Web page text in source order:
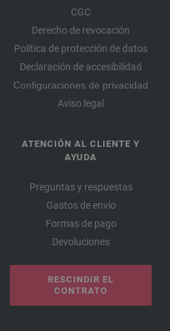
CGC
Derecho de revocación
Política de protección de datos
Declaración de accesibilidad
Configuraciones de privacidad
Aviso legal
ATENCIÓN AL CLIENTE Y
AYUDA
Preguntas y respuestas
Gastos de envío
Formas de pago
Devoluciones
RESCINDIR EL
CONTRATO